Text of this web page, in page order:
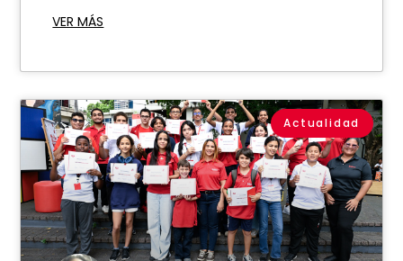
VER MÁS
Actualidad